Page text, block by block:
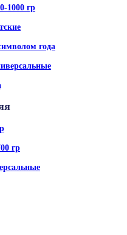
1000 гр
года
гр